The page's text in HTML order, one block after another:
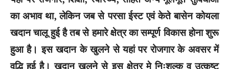
का अभाव था, लेकिन जब से परसा ईस्ट एवं केते बासेन कोयला
खदान चालू हुई है तब से हमारे क्षेत्र का सम्पूर्ण विकास होना शुरू
हुआ है। इस खदान के खुलने से यहां पर रोजगार के अवसर में
वृद्धि हुई है। खदान खुलने से इस क्षेत्र मे निःशुल्क व उत्कृष्ट